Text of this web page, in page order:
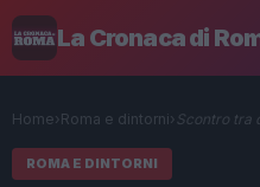
La Cronaca di
Home› Roma e dintorni› Scontro tra
ROMA E DINTORNI